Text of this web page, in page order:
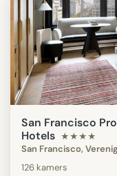
San Francisco
Hotels ★★★★
San Francisco,
126 kamers